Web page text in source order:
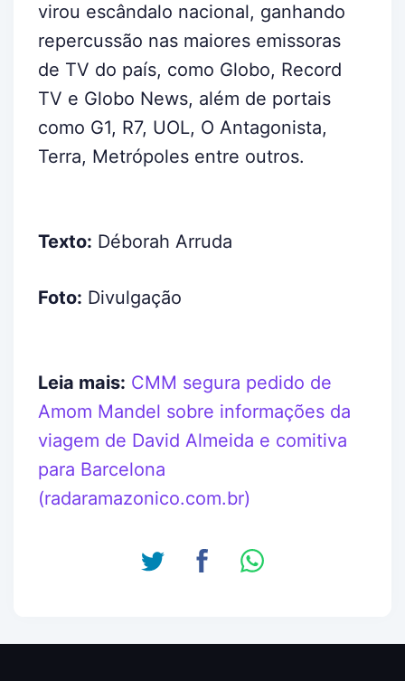
virou escândalo nacional, ganhando
repercussão nas maiores emissoras
de TV do país, como Globo, Record
TV e Globo News, além de portais
como G1, R7, UOL, O Antagonista,
Terra, Metrópoles entre outros.
Texto: Déborah Arruda
Foto: Divulgação
Leia mais: CMM segura pedido de
Amom Mandel sobre informações da
viagem de David Almeida e comitiva
para Barcelona
(radaramazonico.com.br)